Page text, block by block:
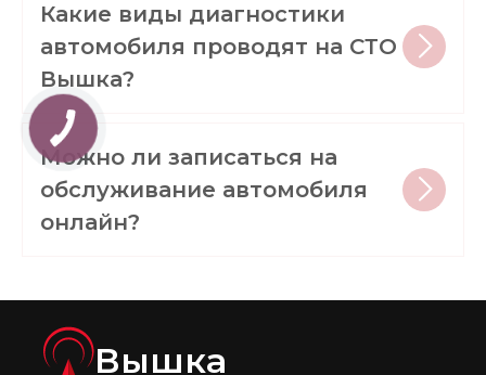
Какие виды диагностики
автомобиля проводят на СТО
Вышка?
Можно ли записаться на
обслуживание автомобиля
онлайн?
Вышка